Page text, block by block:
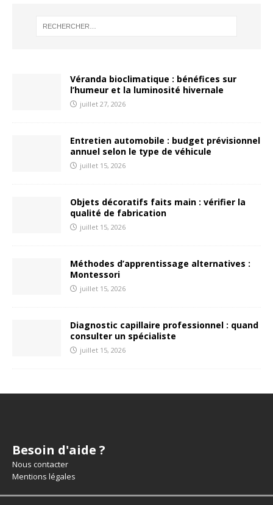
Véranda bioclimatique : bénéfices sur
l’humeur et la luminosité hivernale
juillet 27, 2026
Entretien automobile : budget prévisionnel
annuel selon le type de véhicule
juillet 15, 2026
Objets décoratifs faits main : vérifier la
qualité de fabrication
juillet 15, 2026
Méthodes d’apprentissage alternatives :
Montessori
juillet 15, 2026
Diagnostic capillaire professionnel : quand
consulter un spécialiste
juillet 15, 2026
Besoin d'aide ?
Nous contacter
Mentions légales